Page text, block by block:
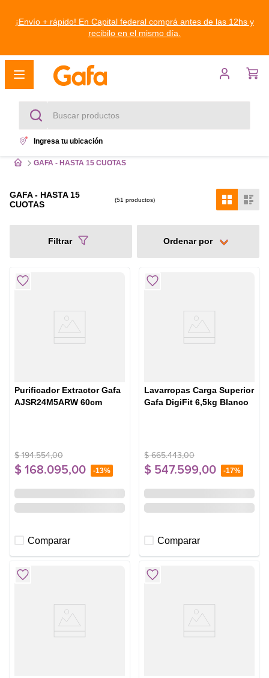
¡Envío + rápido! En Capital federal comprá antes de las 12hs y
recibilo en el mismo día.
Buscar productos
2
lavarropas
4. heladera
Ingresa tu ubicación
GAFA - HASTA 15 CUOTAS
GAFA - HASTA 15
CUOTAS
51 productos
Filtrar
Purificador Extractor Gafa
AJSR24M5ARW 60cm
$ 194.554,00
$ 168.095,00 -13%
Comparar
Lavarropas Carga Superior
Gafa DigiFit 6,5kg Blanco
$ 665.443,00
$ 547.599,00 -17%
Comparar